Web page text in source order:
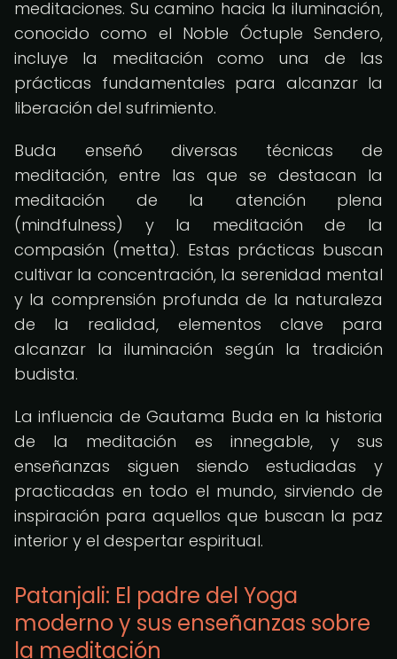
meditaciones. Su camino hacia la iluminación,
conocido como el Noble Óctuple Sendero,
incluye la meditación como una de las
prácticas fundamentales para alcanzar la
liberación del sufrimiento.
Buda enseñó diversas técnicas de
meditación, entre las que se destacan la
meditación de la atención plena
(mindfulness) y la meditación de la
compasión (metta). Estas prácticas buscan
cultivar la concentración, la serenidad mental
y la comprensión profunda de la naturaleza
de la realidad, elementos clave para
alcanzar la iluminación según la tradición
budista.
La influencia de Gautama Buda en la historia
de la meditación es innegable, y sus
enseñanzas siguen siendo estudiadas y
practicadas en todo el mundo, sirviendo de
inspiración para aquellos que buscan la paz
interior y el despertar espiritual.
Patanjali: El padre del Yoga
moderno y sus enseñanzas sobre
la meditación